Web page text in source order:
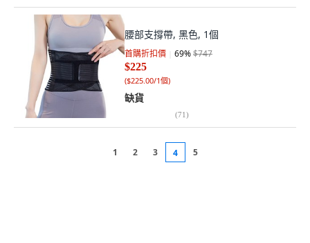
腰部支撐帶, 黑色, 1個
首購折扣價 69%$747
$225
($225.00/1個)
缺貨
(71)
1 2 3 4 5